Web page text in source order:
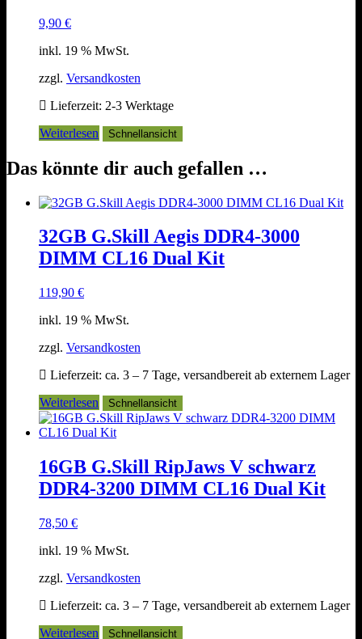
9,90 €
inkl. 19 % MwSt.
zzgl. Versandkosten
Lieferzeit: 2-3 Werktage
Weiterlesen
Schnellansicht
Das könnte dir auch gefallen …
32GB G.Skill Aegis DDR4-3000
DIMM CL16 Dual Kit
119,90 €
inkl. 19 % MwSt.
zzgl. Versandkosten
Lieferzeit: ca. 3 – 7 Tage, versandbereit ab externem Lager
Weiterlesen
Schnellansicht
16GB G.Skill RipJaws V schwarz
DDR4-3200 DIMM CL16 Dual Kit
78,50 €
inkl. 19 % MwSt.
zzgl. Versandkosten
Lieferzeit: ca. 3 – 7 Tage, versandbereit ab externem Lager
Weiterlesen
Schnellansicht